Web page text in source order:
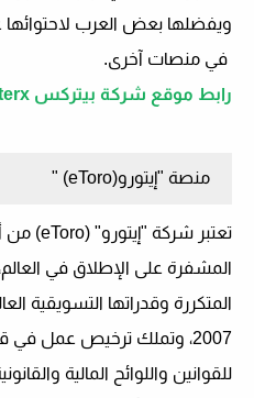
ويفضلها بعض العرب لاحتوائها
في منصات آخرى.
رابط موقع شركة بيتركس
منصة "إيتورو" (eToro)
تعتبر شركة "إيتورو" (eToro) من
المشفرة على الإطلاق في
المتكررة وقدراتها التسويقية
2007، وتملك ترخيص عمل
للقوانين واللوائح المالية